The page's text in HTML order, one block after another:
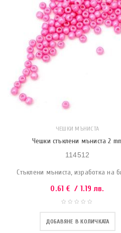
ЧЕШКИ МЪНИСТА
Чешки стъклени мъниста 2
114512
Стъклени мъниста, изработка на
0.61 € / 1.19 лв.
ДОБАВЯНЕ В КОЛИЧКАТА